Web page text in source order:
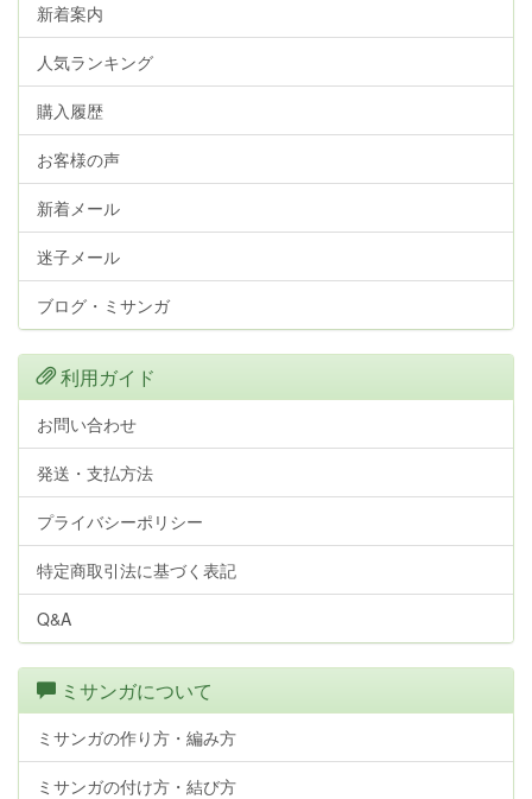
新着案内
人気ランキング
購入履歴
お客様の声
新着メール
迷子メール
ブログ・ミサンガ
利用ガイド
お問い合わせ
発送・支払方法
プライバシーポリシー
特定商取引法に基づく表記
Q&A
ミサンガについて
ミサンガの作り方・編み方
ミサンガの付け方・結び方